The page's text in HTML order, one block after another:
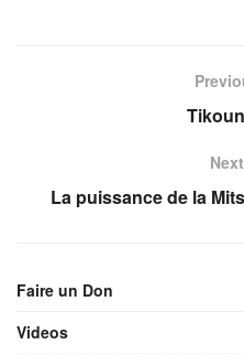
La puissance de la
Faire un Don
Videos